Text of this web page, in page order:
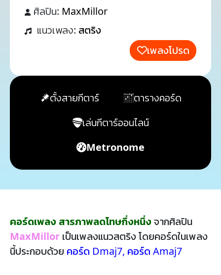
ศิลปิน: MaxMillor
แนวเพลง: สตริง
เพลงโปรด
ตั้งสายกีตาร์
ตารางคอร์ด
เล่นกีตาร์ออนไลน์
Metronome
คอร์ดเพลง สารภาพลดโทษกึ่งหนึ่งจากศิลปิน
MaxMillor เป็นเพลงแนวสตริง โดยคอร์ดในเพลง
นี้ประกอบด้วย คอร์ด Dmaj7, คอร์ด Amaj7